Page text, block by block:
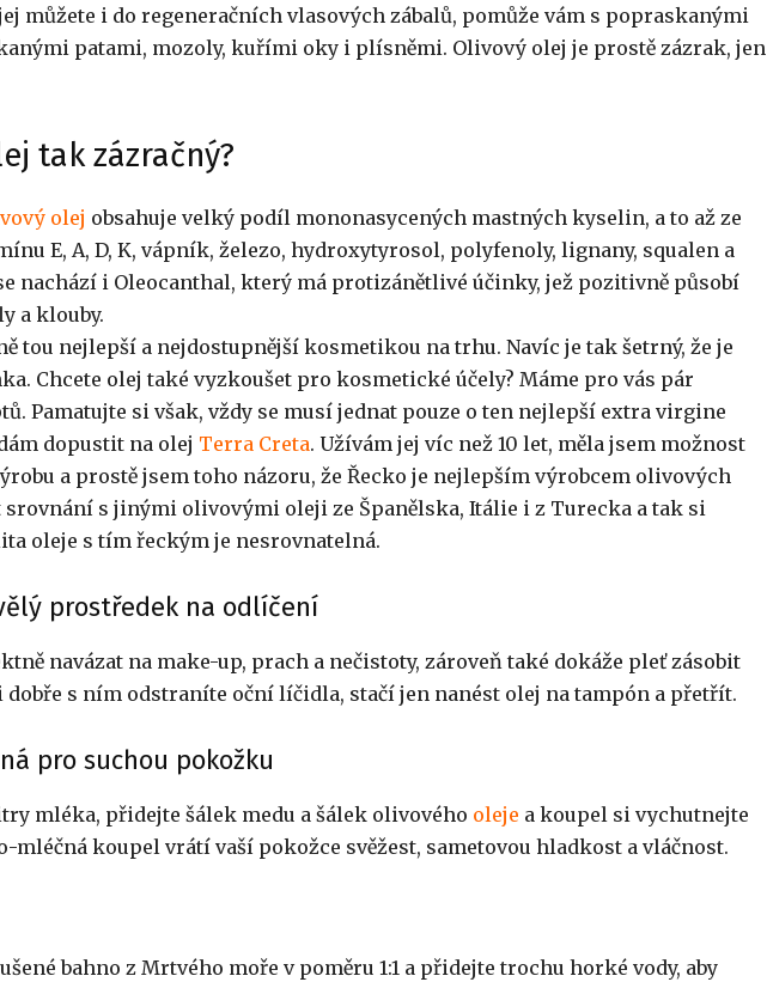
můžete i do regeneračních vlasových zábalů, pomůže vám s popraskanými
patami, mozoly, kuřími oky i plísněmi. Olivový olej je prostě zázrak, jen
tak zázračný?
olej obsahuje velký podíl mononasycených mastných kyselin, a to až ze
E, A, D, K, vápník, železo, hydroxytyrosol, polyfenoly, lignany, squalen a
nachází i Oleocanthal, který má protizánětlivé účinky, jež pozitivně působí
a klouby.
tou nejlepší a nejdostupnější kosmetikou na trhu. Navíc je tak šetrný, že je
Chcete olej také vyzkoušet pro kosmetické účely? Máme pro vás pár
Pamatujte si však, vždy se musí jednat pouze o ten nejlepší extra virgine
dopustit na olej Terra Creta. Užívám jej víc než 10 let, měla jsem možnost
a prostě jsem toho názoru, že Řecko je nejlepším výrobcem olivových
srovnání s jinými olivovými oleji ze Španělska, Itálie i z Turecka a tak si
oleje s tím řeckým je nesrovnatelná.
prostředek na odlíčení
navázat na make-up, prach a nečistoty, zároveň také dokáže pleť zásobit
s ním odstraníte oční líčidla, stačí jen nanést olej na tampón a přetřít.
pro suchou pokožku
mléka, přidejte šálek medu a šálek olivového oleje a koupel si vychutnejte
mléčná koupel vrátí vaší pokožce svěžest, sametovou hladkost a vláčnost.
bahno z Mrtvého moře v poměru 1:1 a přidejte trochu horké vody, aby